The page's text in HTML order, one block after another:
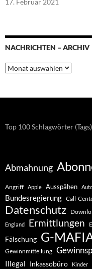
17. Februar 2021
NACHRICHTEN – ARCHIV
Nachrichten
–
Top 100 Schlagwörter
Abmahnung
Angriff Apple Ausspähen
Bundesregierung Call-
Datenschutz
England Ermittlungen
Fälschung G-
Gewinnmitteilung
Illegal Inkassobüro Kinder